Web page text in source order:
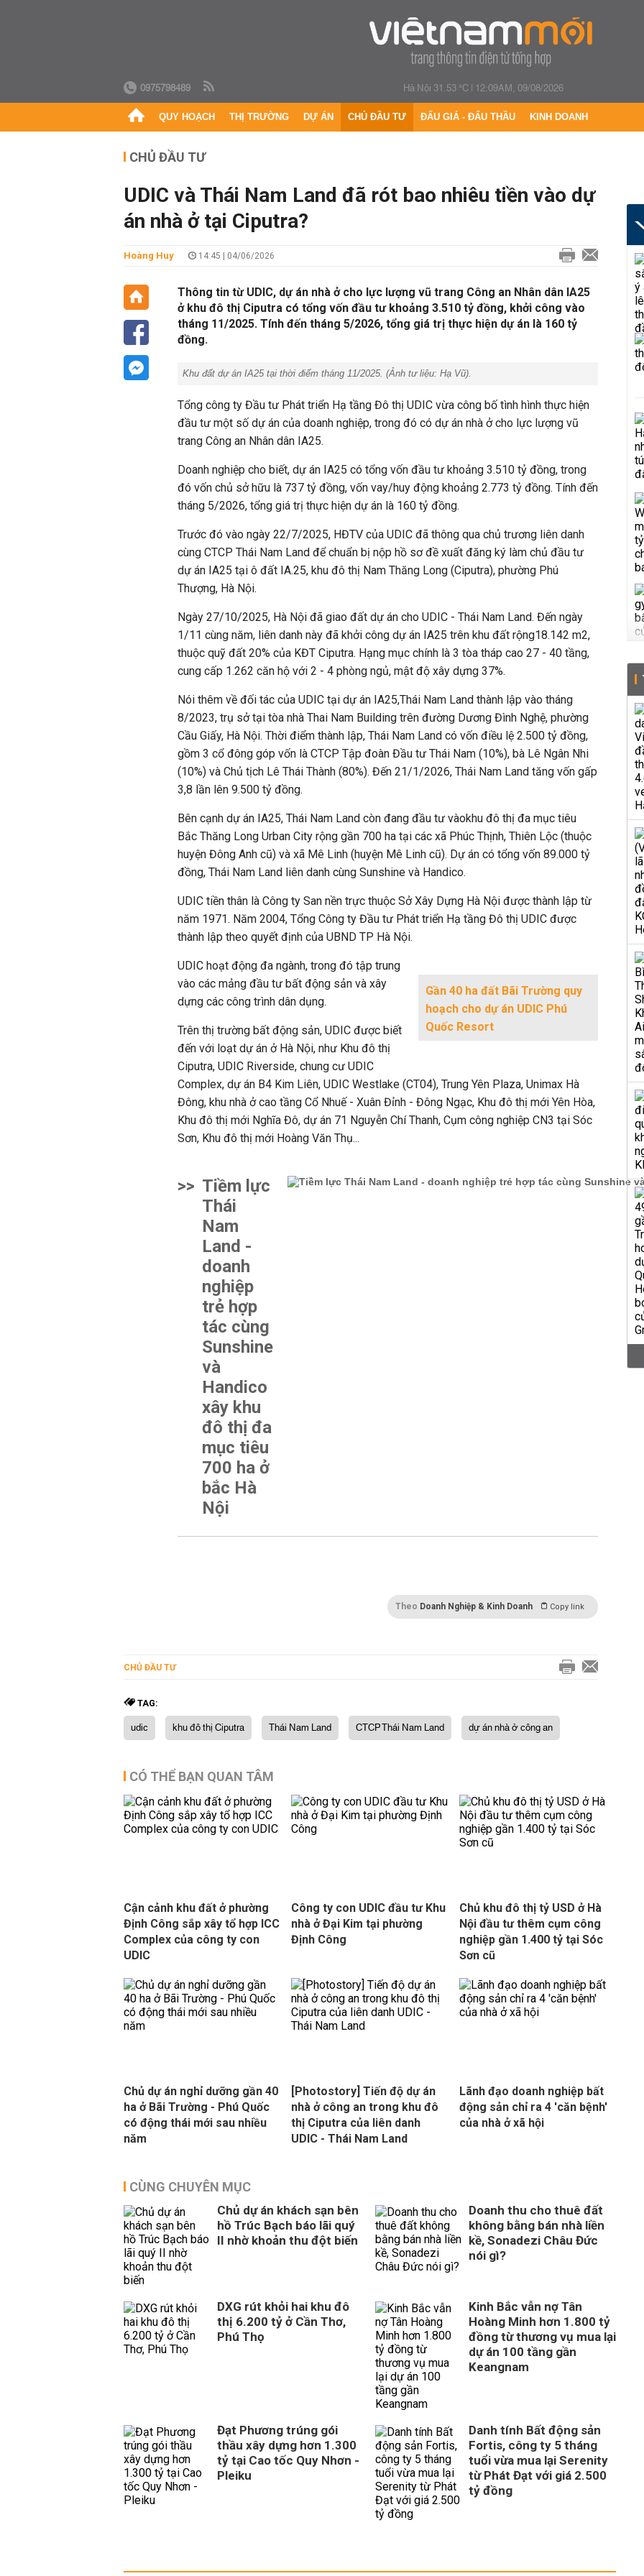
0975798489 Hà Nội 31.53 °C| 12:09AM, 09/08/2026
QUY HOẠCH THỊ TRƯỜNG DỰ ÁN CHỦ ĐẦU TƯ ĐẤU GIÁ - ĐẤU THẦU KINH DOANH
CHỦ ĐẦU TƯ
UDIC và Thái Nam Land đã rót bao nhiêu tiền vào dự
án nhà ở tại Ciputra?
Hoàng Huy 14:45 | 04/06/2026
Thông tin từ UDIC, dự án nhà ở cho lực lượng vũ trang Công an Nhân dân IA25
ở khu đô thị Ciputra có tổng vốn đầu tư khoảng 3.510 tỷ đồng, khởi công vào
tháng 11/2025. Tính đến tháng 5/2026, tổng giá trị thực hiện dự án là 160 tỷ
đồng.
Khu đất dự án IA25 tại thời điểm tháng 11/2025. (Ảnh tư liệu: Hạ Vũ).
Tổng công ty Đầu tư Phát triển Hạ tầng Đô thị UDIC vừa công bố tình hình thực hiện
đầu tư một số dự án của doanh nghiệp, trong đó có dự án nhà ở cho lực lượng vũ
trang Công an Nhân dân IA25.
Doanh nghiệp cho biết, dự án IA25 có tổng vốn đầu tư khoảng 3.510 tỷ đồng, trong
đó vốn chủ sở hữu là 737 tỷ đồng, vốn vay/huy động khoảng 2.773 tỷ đồng. Tính đến
tháng 5/2026, tổng giá trị thực hiện dự án là 160 tỷ đồng.
Trước đó vào ngày 22/7/2025, HĐTV của UDIC đã thông qua chủ trương liên danh
cùng CTCP Thái Nam Land để chuẩn bị nộp hồ sơ đề xuất đăng ký làm chủ đầu tư
dự án IA25 tại ô đất IA.25, khu đô thị Nam Thăng Long (Ciputra), phường Phú
Thượng, Hà Nội.
Ngày 27/10/2025, Hà Nội đã giao đất dự án cho UDIC - Thái Nam Land. Đến ngày
1/11 cùng năm, liên danh này đã khởi công dự án IA25 trên khu đất rộng18.142 m2,
thuộc quỹ đất 20% của KĐT Ciputra. Hạng mục chính là 3 tòa tháp cao 27 - 40 tầng,
cung cấp 1.262 căn hộ với 2 - 4 phòng ngủ, mật độ xây dựng 37%.
Nói thêm về đối tác của UDIC tại dự án IA25,Thái Nam Land thành lập vào tháng
8/2023, trụ sở tại tòa nhà Thai Nam Building trên đường Dương Đình Nghệ, phường
Cầu Giấy, Hà Nội. Thời điểm thành lập, Thái Nam Land có vốn điều lệ 2.500 tỷ đồng,
gồm 3 cổ đông góp vốn là CTCP Tập đoàn Đầu tư Thái Nam (10%), bà Lê Ngân Nhi
(10%) và Chủ tịch Lê Thái Thành (80%). Đến 21/1/2026, Thái Nam Land tăng vốn gấp
3,8 lần lên 9.500 tỷ đồng.
Bên cạnh dự án IA25, Thái Nam Land còn đang đầu tư vàokhu đô thị đa mục tiêu
Bắc Thăng Long Urban City rộng gần 700 ha tại các xã Phúc Thịnh, Thiên Lộc (thuộc
huyện Đông Anh cũ) và xã Mê Linh (huyện Mê Linh cũ). Dự án có tổng vốn 89.000 tỷ
đồng, Thái Nam Land liên danh cùng Sunshine và Handico.
UDIC tiền thân là Công ty San nền trực thuộc Sở Xây Dựng Hà Nội được thành lập từ
năm 1971. Năm 2004, Tổng Công ty Đầu tư Phát triển Hạ tầng Đô thị UDIC được
thành lập theo quyết định của UBND TP Hà Nội.
Gần 40 ha đất Bãi Trường quy
hoạch cho dự án UDIC Phú
Quốc Resort
UDIC hoạt động đa ngành, trong đó tập trung
vào các mảng đầu tư bất động sản và xây
dựng các công trình dân dụng.
Trên thị trường bất động sản, UDIC được biết
đến với loạt dự án ở Hà Nội, như Khu đô thị
Ciputra, UDIC Riverside, chung cư UDIC
Complex, dự án B4 Kim Liên, UDIC Westlake (CT04), Trung Yên Plaza, Unimax Hà
Đông, khu nhà ở cao tầng Cổ Nhuế - Xuân Đỉnh - Đông Ngạc, Khu đô thị mới Yên Hòa,
Khu đô thị mới Nghĩa Đô, dự án 71 Nguyễn Chí Thanh, Cụm công nghiệp CN3 tại Sóc
Sơn, Khu đô thị mới Hoàng Văn Thụ...
>> Tiềm lực
Thái
Nam
Land -
doanh
nghiệp
trẻ hợp
tác cùng
Sunshine
và
Handico
xây khu
đô thị đa
mục tiêu
700 ha ở
bắc Hà
Nội
Theo Doanh Nghiệp & Kinh Doanh Copy link
CHỦ ĐẦU TƯ
TAG:
udic khu đô thị Ciputra Thái Nam Land CTCP Thái Nam Land dự án nhà ở công an
CÓ THỂ BẠN QUAN TÂM
Cận cảnh khu đất ở phường
Định Công sắp xây tổ hợp ICC
Complex của công ty con
UDIC
Công ty con UDIC đầu tư Khu
nhà ở Đại Kim tại phường
Định Công
Chủ khu đô thị tỷ USD ở Hà
Nội đầu tư thêm cụm công
nghiệp gần 1.400 tỷ tại Sóc
Sơn cũ
Chủ dự án nghỉ dưỡng gần 40
ha ở Bãi Trường - Phú Quốc
có động thái mới sau nhiều
năm
[Photostory] Tiến độ dự án
nhà ở công an trong khu đô
thị Ciputra của liên danh
UDIC - Thái Nam Land
Lãnh đạo doanh nghiệp bất
động sản chỉ ra 4 'căn bệnh'
của nhà ở xã hội
CÙNG CHUYÊN MỤC
Chủ dự án khách sạn bên
hồ Trúc Bạch báo lãi quý
II nhờ khoản thu đột biến
Doanh thu cho thuê đất
không bằng bán nhà liền
kề, Sonadezi Châu Đức
nói gì?
DXG rút khỏi hai khu đô
thị 6.200 tỷ ở Cần Thơ,
Phú Thọ
Kinh Bắc vẫn nợ Tân
Hoàng Minh hơn 1.800 tỷ
đồng từ thương vụ mua lại
dự án 100 tầng gần
Keangnam
Đạt Phương trúng gói
thầu xây dựng hơn 1.300
tỷ tại Cao tốc Quy Nhơn -
Pleiku
Danh tính Bất động sản
Fortis, công ty 5 tháng
tuổi vừa mua lại Serenity
từ Phát Đạt với giá 2.500
tỷ đồng